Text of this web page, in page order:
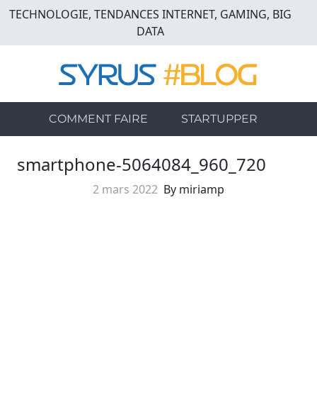
Skip
main
TECHNOLOGIE, TENDANCES INTERNET, GAMING, BIG
DATA
COMMENT FAIRE STARTUPPER
smartphone-5064084_960_720
2 mars 2022 By miriamp